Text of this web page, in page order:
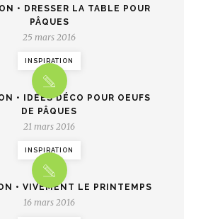
• DRESSER LA TABLE POUR
PÂQUES
25 mars 2016
INSPIRATION
• IDÉES DÉCO POUR OEUFS
DE PÂQUES
21 mars 2016
INSPIRATION
• VIVEMENT LE PRINTEMPS
16 mars 2016